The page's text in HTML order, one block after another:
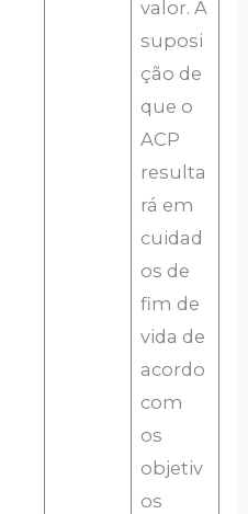
valor. A
suposi
ção de
que o
ACP
resulta
rá em
cuidad
os de
fim de
vida de
acordo
com
os
objetiv
os